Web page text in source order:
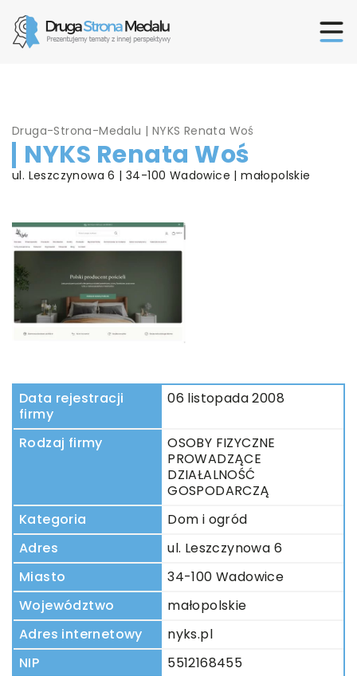
Druga-Strona-Medalu | NYKS Renata Woś
NYKS Renata Woś
ul. Leszczynowa 6 | 34-100 Wadowice | małopolskie
Data rejestracji
firmy
06 listopada 2008
Rodzaj firmy
OSOBY FIZYCZNE
PROWADZĄCE
DZIAŁALNOŚĆ
GOSPODARCZĄ
Kategoria
Dom i ogród
Adres
ul. Leszczynowa 6
Miasto
34-100 Wadowice
Województwo
małopolskie
Adres internetowy
nyks.pl
NIP
5512168455